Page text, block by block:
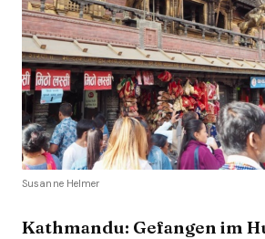
Susanne Helmer
Kathmandu: Gefangen im